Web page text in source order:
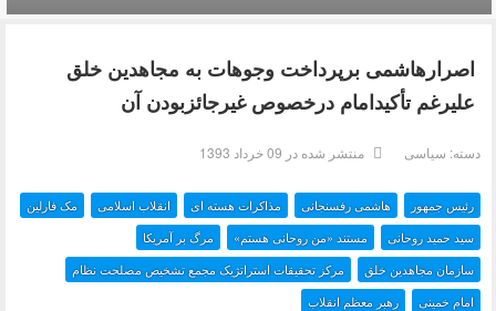
اصرارهاشمی برپرداخت وجوهات به مجاهدین خلق
علیرغم تأکیدامام درخصوص غیرجائزبودن آن
دسته: سیاسی منتشر شده در 09 خرداد 1393
رئیس جمهور هاشمی رفسنجانی مذاکرات هسته ای انقلاب اسلامی
رهبر معظم انقلاب امام خمینی
مرکز تحقیقات استراتژیک مجمع تشخیص مصلحت نظام سازمان مجاهدین خلق
مرگ بر آمریکا مستند «من روحانی هستم» سید حمید روحانی
مک فارلین